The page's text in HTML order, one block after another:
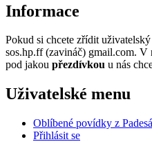
Informace
Pokud si chcete zřídit
sos.hp.ff (zavináč) gmail.com. V
pod jakou přezdívkou u nás
Uživatelské menu
Oblíbené povídky z
Přihlásit se